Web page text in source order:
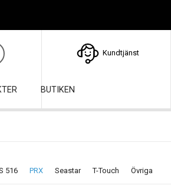
Kundtjänst
BUTIKEN
516 PRX Seastar T-Touch Övriga